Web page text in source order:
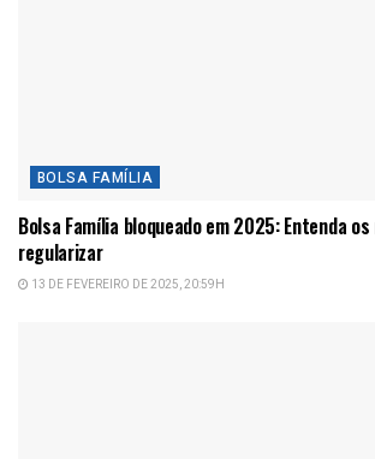
BOLSA FAMÍLIA
Bolsa Família bloqueado em 2025: Entenda
regularizar
13 DE FEVEREIRO DE 2025, 20:59H